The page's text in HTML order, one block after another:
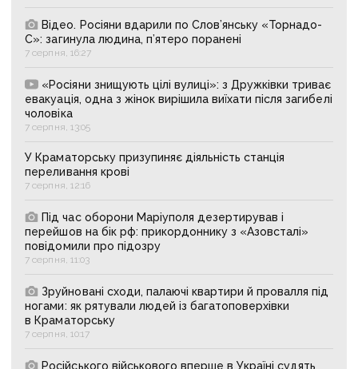
Відео. Росіяни вдарили по Слов’янську «Торнадо-
С»: загинула людина, п’ятеро поранені
7 серпня, 16:27
«Росіяни знищують цілі вулиці»: з Дружківки триває
евакуація, одна з жінок вирішила виїхати після загибелі
чоловіка
7 серпня, 13:05
У Краматорську призупиняє діяльність станція
переливання крові
7 серпня, 12:16
Під час оборони Маріуполя дезертирував і
перейшов на бік рф: прикордоннику з «Азовсталі»
повідомили про підозру
7 серпня, 11:03
Зруйновані сходи, палаючі квартири й провалля під
ногами: як рятували людей із багатоповерхівки
в Краматорську
7 серпня, 10:17
Російського військового вперше в Україні судять